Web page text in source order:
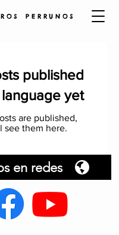
O S P E R R U N O S
published
yet
are published,
see them here.
en redes